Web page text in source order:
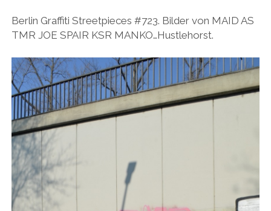
WANDERTAG LEIPZIG
WANDERTAG ROSTOCK
BELGRAD
Berlin Graffiti Streetpieces #723. Bilder von MAID AS
TMR JOE SPAIR KSR MANKO…Hustlehorst.